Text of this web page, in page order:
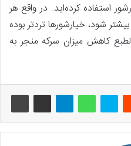
استفاده کرده‌اید. در واقع هر
شود، خیارشورها تردتر بوده
کاهش میزان سرکه منجر به